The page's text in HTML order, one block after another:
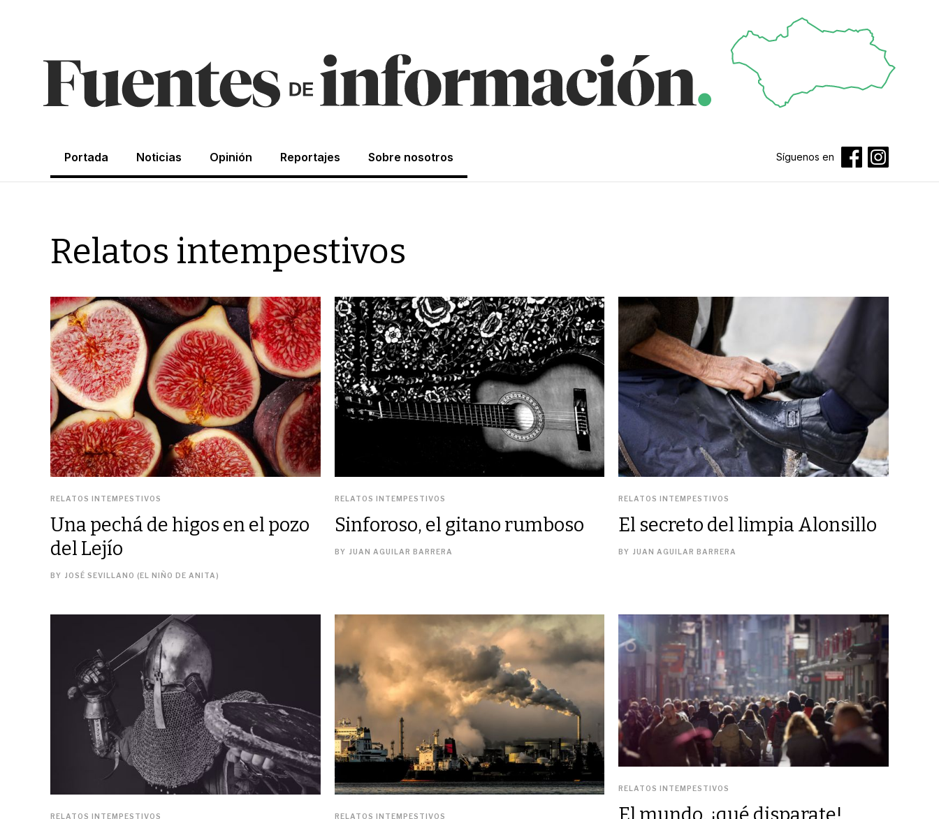
Portada Noticias Opinión Reportajes Sobre nosotros Síguenos en
Relatos intempestivos
RELATOS INTEMPESTIVOS
Una pechá de higos en el pozo
del Lejío
BY JOSÉ SEVILLANO (EL NIÑO DE ANITA)
RELATOS INTEMPESTIVOS
Sinforoso, el gitano rumboso
BY JUAN AGUILAR BARRERA
RELATOS INTEMPESTIVOS
El secreto del limpia Alonsillo
BY JUAN AGUILAR BARRERA
RELATOS INTEMPESTIVOS RELATOS INTEMPESTIVOS
RELATOS INTEMPESTIVOS
El mundo, ¡qué disparate!